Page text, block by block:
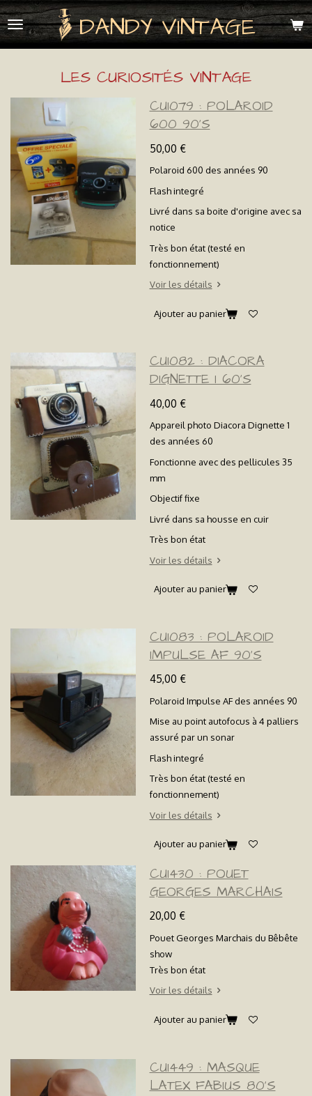
Passer
au
contenu
DANDY VINTAGE
LES CURIOSITÉS VINTAGE
CU1079 : POLAROID
600 90'S
50,00 €
Polaroid 600 des années 90
Flash integré
Livré dans sa boite d'origine avec sa
notice
Très bon état (testé en
fonctionnement)
Voir les détails
Ajouter au panier
CU1082 : DIACORA
DIGNETTE 1 60'S
40,00 €
Appareil photo Diacora Dignette 1
des années 60
Fonctionne avec des pellicules 35
mm
Objectif fixe
Livré dans sa housse en cuir
Très bon état
Voir les détails
Ajouter au panier
CU1083 : POLAROID
IMPULSE AF 90'S
45,00 €
Polaroid Impulse AF des années 90
Mise au point autofocus à 4 palliers
assuré par un sonar
Flash integré
Très bon état (testé en
fonctionnement)
Voir les détails
Ajouter au panier
CU1430 : POUET
GEORGES MARCHAIS
20,00 €
Pouet Georges Marchais du Bêbête
show
Très bon état
Voir les détails
Ajouter au panier
CU1449 : MASQUE
LATEX FABIUS 80'S